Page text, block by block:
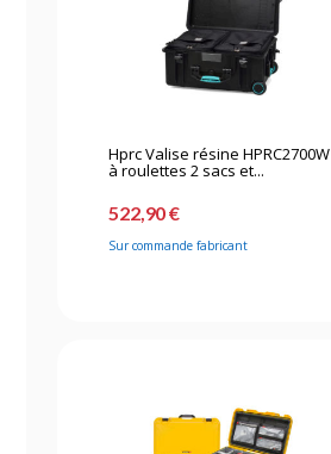
Hprc Valise résine HPRC2700W
à roulettes 2 sacs et...
522,90 €
Sur commande fabricant